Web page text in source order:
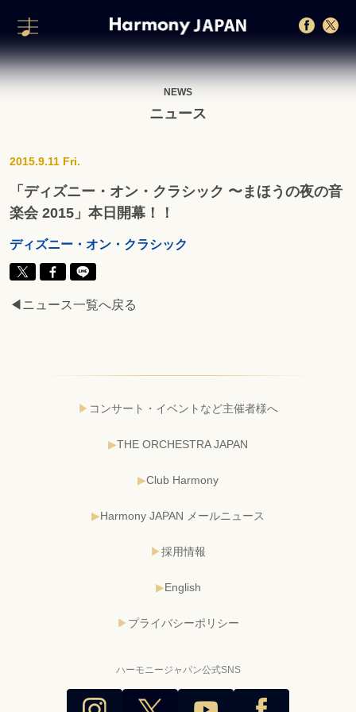
NEWS
ニュース
2015.9.11 Fri.
「ディズニー・オン・クラシック 〜まほうの夜の音
楽会 2015」本日開幕！！
ディズニー・オン・クラシック
◀ニュース一覧へ戻る
コンサート・イベントなど主催者様へ
THE ORCHESTRA JAPAN
Club Harmony
Harmony JAPAN メールニュース
採用情報
English
プライバシーポリシー
ハーモニージャパン公式SNS